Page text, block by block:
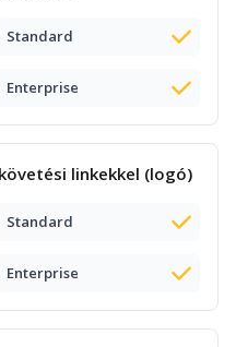
Standard
Enterprise
követési linkekkel (logó)
Standard
Enterprise